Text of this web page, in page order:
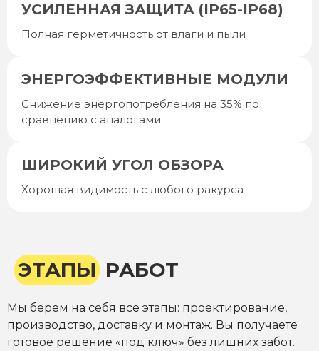
УСИЛЕННАЯ ЗАЩИТА (IP65-IP68)
Полная герметичность от влаги и пыли
ЭНЕРГОЭФФЕКТИВНЫЕ МОДУЛИ
Снижение энергопотребления на 35% по
сравнению с аналогами
ШИРОКИЙ УГОЛ ОБЗОРА
Хорошая видимость с любого ракурса
ЭТАПЫ РАБОТ
Мы берем на себя все этапы: проектирование,
производство, доставку и монтаж. Вы получаете
готовое решение «под ключ» без лишних забот.